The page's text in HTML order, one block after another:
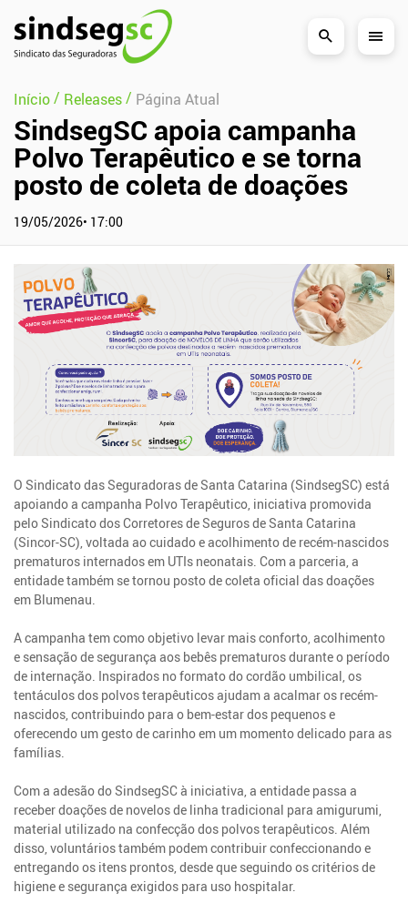
Pular Navegação (s)
Início/ Releases/ Página Atual
SindsegSC apoia campanha
Polvo Terapêutico e se torna
posto de coleta de doações
19/05/2026• 17:00
O Sindicato das Seguradoras de Santa Catarina (SindsegSC) está
apoiando a campanha Polvo Terapêutico, iniciativa promovida
pelo Sindicato dos Corretores de Seguros de Santa Catarina
(Sincor-SC), voltada ao cuidado e acolhimento de recém-nascidos
prematuros internados em UTIs neonatais. Com a parceria, a
entidade também se tornou posto de coleta oficial das doações
em Blumenau.
A campanha tem como objetivo levar mais conforto, acolhimento
e sensação de segurança aos bebês prematuros durante o período
de internação. Inspirados no formato do cordão umbilical, os
tentáculos dos polvos terapêuticos ajudam a acalmar os recém-
nascidos, contribuindo para o bem-estar dos pequenos e
oferecendo um gesto de carinho em um momento delicado para as
famílias.
Com a adesão do SindsegSC à iniciativa, a entidade passa a
receber doações de novelos de linha tradicional para amigurumi,
material utilizado na confecção dos polvos terapêuticos. Além
disso, voluntários também podem contribuir confeccionando e
entregando os itens prontos, desde que seguindo os critérios de
higiene e segurança exigidos para uso hospitalar.